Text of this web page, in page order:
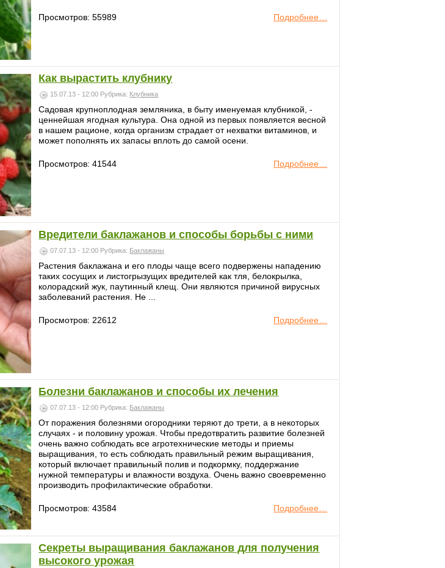
Подробнее…
Просмотров: 55989
Как вырастить клубнику
15.07.13 - 12:00 Рубрика: Клубника
Садовая крупноплодная земляника, в быту именуемая клубникой, -
ценнейшая ягодная культура. Она одной из первых появляется весной
в нашем рационе, когда организм страдает от нехватки витаминов, и
может пополнять их запасы вплоть до самой осени.
Подробнее…
Просмотров: 41544
Вредители баклажанов и способы борьбы с ними
07.07.13 - 12:00 Рубрика: Баклажаны
Растения баклажана и его плоды чаще всего подвержены нападению
таких сосущих и листогрызущих вредителей как тля, белокрылка,
колорадский жук, паутинный клещ. Они являются причиной вирусных
заболеваний растения. Не ...
Подробнее…
Просмотров: 22612
Болезни баклажанов и способы их лечения
07.07.13 - 12:00 Рубрика: Баклажаны
От поражения болезнями огородники теряют до трети, а в некоторых
случаях - и половину урожая. Чтобы предотвратить развитие болезней
очень важно соблюдать все агротехнические методы и приемы
выращивания, то есть соблюдать правильный режим выращивания,
который включает правильный полив и подкормку, поддержание
нужной температуры и влажности воздуха. Очень важно своевременно
производить профилактические обработки.
Подробнее…
Просмотров: 43584
Секреты выращивания баклажанов для получения
высокого урожая